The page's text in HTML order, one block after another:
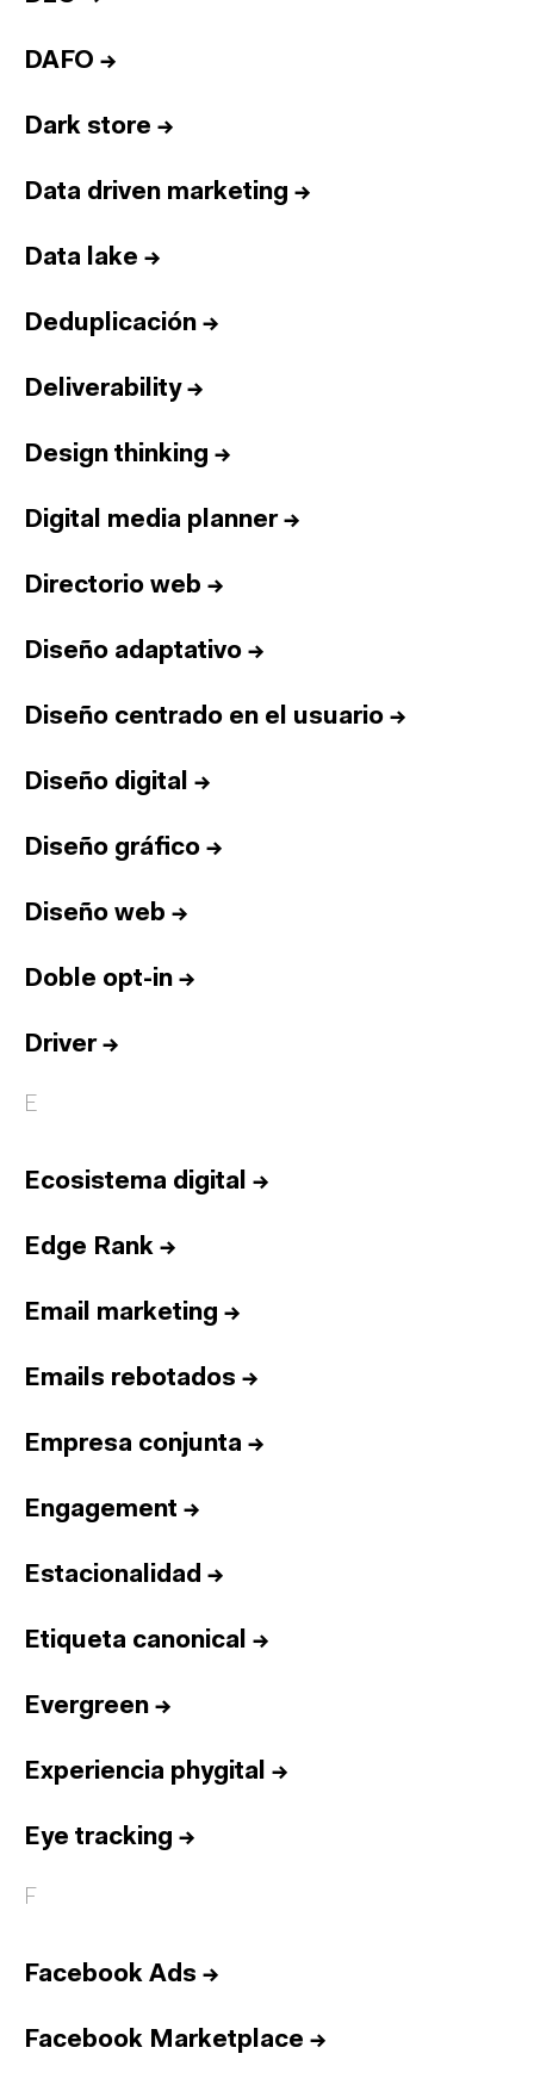
DAFO →
Dark store →
Data driven marketing →
Data lake →
Deduplicación →
Deliverability→
Design thinking →
Digital media planner→
Directorio web →
Diseño adaptativo →
Diseño centrado en el usuario →
Diseño digital →
Diseño gráfico →
Diseño web →
Doble opt-in →
Driver→
E
Ecosistema digital →
Edge Rank →
Email marketing →
Emails rebotados →
Empresa conjunta →
Engagement →
Estacionalidad →
Etiqueta canonical →
Evergreen →
Experiencia phygital →
Eye tracking →
F
Facebook Ads →
Facebook Marketplace →